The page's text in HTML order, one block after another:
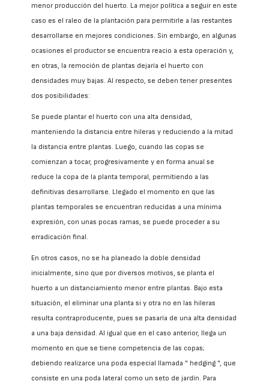
menor producción del huerto. La mejor política a seguir en este
caso es el raleo de la plantación para permitirle a las restantes
desarrollarse en mejores condiciones. Sin embargo, en algunas
ocasiones el productor se encuentra reacio a esta operación y,
en otras, la remoción de plantas dejaría el huerto con
densidades muy bajas. Al respecto, se deben tener presentes
dos posibilidades:
Se puede plantar el huerto con una alta densidad,
manteniendo la distancia entre hileras y reduciendo a la mitad
la distancia entre plantas. Luego, cuando las copas se
comienzan a tocar, progresivamente y en forma anual se
reduce la copa de la planta temporal, permitiendo a las
definitivas desarrollarse. Llegado el momento en que las
plantas temporales se encuentran reducidas a una mínima
expresión, con unas pocas ramas, se puede proceder a su
erradicación final.
En otros casos, no se ha planeado la doble densidad
inicialmente, sino que por diversos motivos, se planta el
huerto a un distanciamiento menor entre plantas. Bajo esta
situación, el eliminar una planta si y otra no en las hileras
resulta contraproducente, pues se pasaría de una alta densidad
a una baja densidad. Al igual que en el caso anterior, llega un
momento en que se tiene competencia de las copas;
debiendo realizarce una poda especial llamada " hedging ", que
consiste en una poda lateral como un seto de jardín. Para